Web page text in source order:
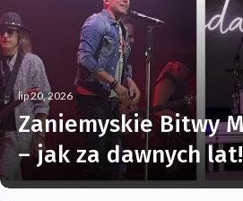
lip 20, 2026
Zaniemyskie Bitwy
– jak za dawnych lat!